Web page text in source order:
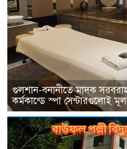
গুলশান-বনানীতে মাদক
কর্মকান্ডে স্পা সেন্টারগুলোই মূল